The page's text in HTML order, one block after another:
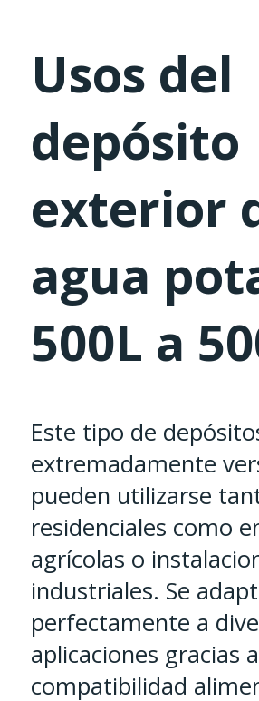
Usos del
depósito
exterior
agua
500L a
Este tipo de
extremadamente
pueden utilizarse
residenciales como
agrícolas o
industriales. Se
perfectamente a
aplicaciones gracias
compatibilidad